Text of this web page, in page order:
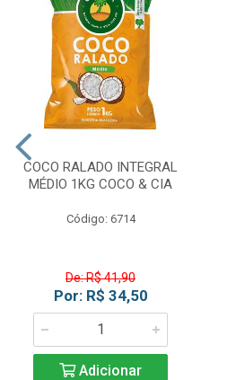
COCO RALADO INTEGRAL
MÉDIO 1KG COCO & CIA
Código: 6714
De: R$ 41,90
Por: R$ 34,50
Adicionar